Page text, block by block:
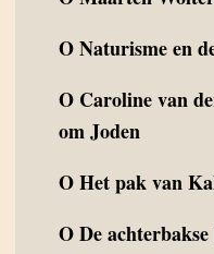
ONaturisme en
O Caroline van
om Joden
OHet pak van
ODe